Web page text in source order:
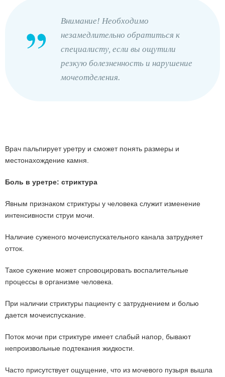
Внимание! Необходимо
незамедлительно обратиться к
специалисту, если вы ощутили
резкую болезненность и нарушение
мочеотделения.
Врач пальпирует уретру и сможет понять размеры и
местонахождение камня.
Боль в уретре: стриктура
Явным признаком стриктуры у человека служит изменение
интенсивности струи мочи.
Наличие суженого мочеиспускательного канала затрудняет
отток.
Такое сужение может спровоцировать воспалительные
процессы в организме человека.
При наличии стриктуры пациенту с затруднением и болью
дается мочеиспускание.
Поток мочи при стриктуре имеет слабый напор, бывают
непроизвольные подтекания жидкости.
Часто присутствует ощущение, что из мочевого пузыря вышла